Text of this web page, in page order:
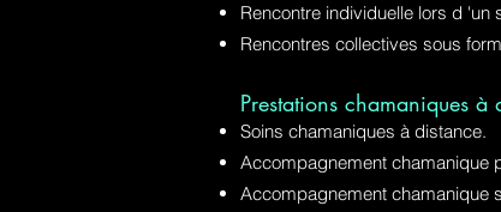
Rencontre individuelle lors d
Rencontres collectives sous
Prestations chamaniques
Soins chamaniques à distance.
Accompagnement chamanique
Accompagnement chamanique